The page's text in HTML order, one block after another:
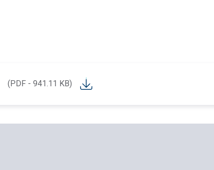
(PDF - 941.11 KB)